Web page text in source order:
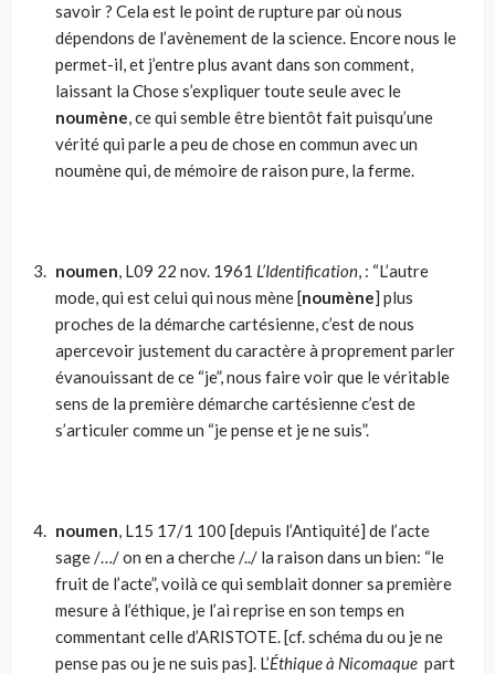
savoir ? Cela est le point de rupture par où nous
dépendons de l’avènement de la science. Encore nous le
permet-il, et j’entre plus avant dans son comment,
laissant la Chose s’expliquer toute seule avec le
noumène, ce qui semble être bientôt fait puisqu’une
vérité qui parle a peu de chose en commun avec un
noumène qui, de mémoire de raison pure, la ferme.
noumen, L09 22 nov. 1961 L’Identification, : “L’autre
mode, qui est celui qui nous mène [noumène] plus
proches de la démarche cartésienne, c’est de nous
apercevoir justement du caractère à proprement parler
évanouissant de ce “je”, nous faire voir que le vérita­ble
sens de la première démarche cartésienne c’est de
s’articuler comme un “je pense et je ne suis”.
noumen, L15 17/1 100 [depuis l’Antiquité] de l’acte
sage /…/ on en a cherche /../ la raison dans un bien: “le
fruit de l’acte”, voilà ce qui semblait donner sa première
mesure à l’éthique, je l’ai reprise en son temps en
commentant celle d’ARISTOTE. [cf. schéma du ou je ne
pense pas ou je ne suis pas]. L’Éthique à Nicomaque part